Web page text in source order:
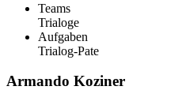
Teams
Trialoge
Aufgaben
Trialog-Pate
Armando Koziner